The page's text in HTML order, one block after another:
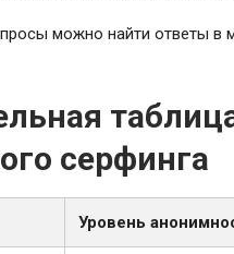
можно найти ответы
серфинга
Уровень